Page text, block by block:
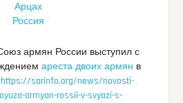
Арцах
Россия
армян России выступил с
ареста двоих армян в
https://sarinfo.org/news/novosti-
armyan-rossii-v-svyazi-s-